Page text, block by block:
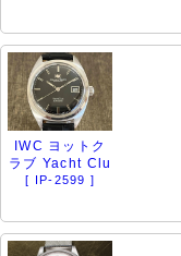
IWC ヨットク
ラブ Yacht Clu
[ IP-2599 ]